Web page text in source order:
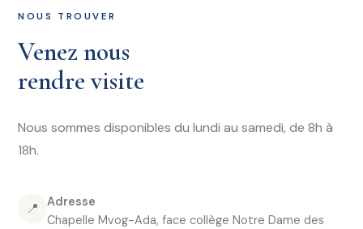
NOUS TROUVER
Venez nous
rendre visite
Nous sommes disponibles du lundi au samedi, de 8h à
18h.
📍
Adresse
Chapelle Mvog-Ada, face collège Notre Dame des